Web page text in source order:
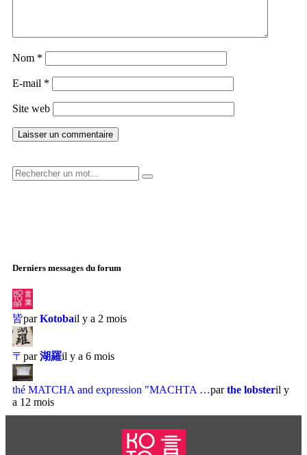
Nom *
E-mail *
Site web
Derniers messages du forum
皆parKotobail y a 2 mois
〒 par湖羅il y a 6 mois
thé MATCHA and expression "MACHTA …parthe lobsteril y
a 12 mois